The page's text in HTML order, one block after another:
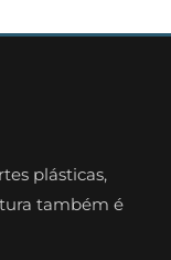
plásticas,
também é